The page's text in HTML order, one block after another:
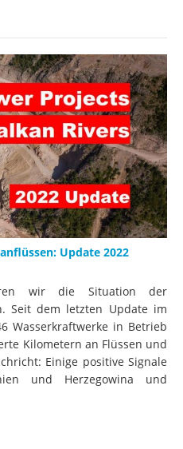
Update 2022
wir die Situation der
Seit dem letzten Update im
Wasserkraftwerke in Betrieb
Kilometern an Flüssen und
Einige positive Signale
und Herzegowina und